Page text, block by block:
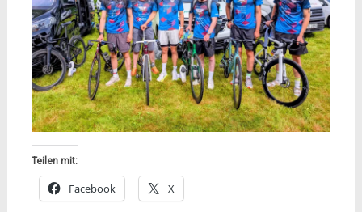
Teilen mit:
Facebook X